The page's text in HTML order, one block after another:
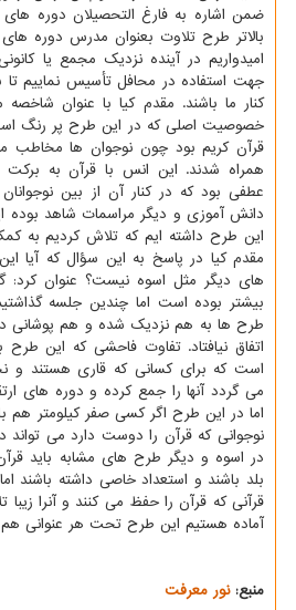
ضمن اشاره به فارغ التحصیلان دوره
بالاتر طرح تلاوت بعنوان مدرس دوره
امیدواریم در آینده نزدیک مجمع یا
جهت استفاده در محافل تأسیس نماییم تا
کنار ما باشند. مقدم کیا با عنوان
خصوصیت اصلی که در این طرح پر رنگ
قرآن کریم بود چون نوجوان ها مخاطب ما
همراه شدند. این انس با قرآن به
عطفی بود که در کنار آن از بین
دانش آموزی و دیگر مراسمات شاهد
این طرح داشته ایم که تلاش کردیم به کمک
مقدم کیا در پاسخ به این سؤال که آیا
های دیگر مثل اسوه نیست؟ عنوان کرد:
بیشتر بوده است اما چندین جلسه
طرح ها به هم نزدیک شده و هم پوشانی
اتفاق نیافتاد. تفاوت فاحشی که این
است که برای کسانی که قاری هستند و
می گردد آنها را جمع کرده و دوره های
اما در این طرح اگر کسی صفر کیلومتر هم
نوجوانی که قرآن را دوست دارد می تواند
در اسوه و دیگر طرح های مشابه باید
بلد باشند و استعداد خاصی داشته باشند
قرآنی که قرآن را حفظ می کنند و آنرا
آماده هستیم این طرح تحت هر عنوانی هم
منبع:نور معرفت